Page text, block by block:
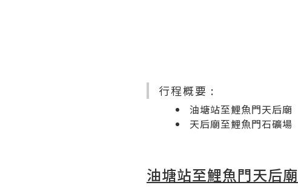
行程概要 :
油塘站至鯉魚門天后廟
天后廟至鯉魚門石礦場
油塘站至鯉魚門天后廟